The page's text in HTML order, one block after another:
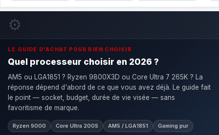
⚙️
LE GUIDE D'ACHAT POUR BIEN CHOISIR
Quel processeur choisir en 2026 ?
AM5 ou LGA1851 ? Ryzen 9800X3D ou Core Ultra 7 265K ? La
réponse dépend d'abord de ce que vous avez déjà. Le guide fait
le point — socket, budget, durée de vie visée — sans
favoritisme de marque.
Ryzen 9000 Core Ultra 200S AM5 / LGA1851 Gaming pur